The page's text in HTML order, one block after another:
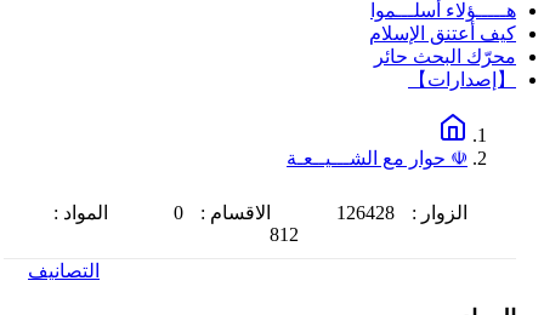
هـــــؤلاء أسلـــموا
كيف أعتنق الإسلام
محرّك البحث حائر
【إصدارات】
☫ حوار مع الشـــيــعـة
الزوار : 126428 الاقسام : 0
المواد :
812
التصانيف